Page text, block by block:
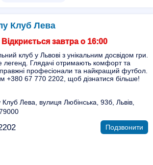
Клуб Лева
завтра о 16:00
клуб у Львові з унікальним досвідом гри.
легенд. Глядачі отримають комфорт та
професіонали та найкращий футбол.
+380 67 770 2202, щоб дізнатися більше!
Лева, вулиця Любінська, 93б, Львів,
Подзвонити